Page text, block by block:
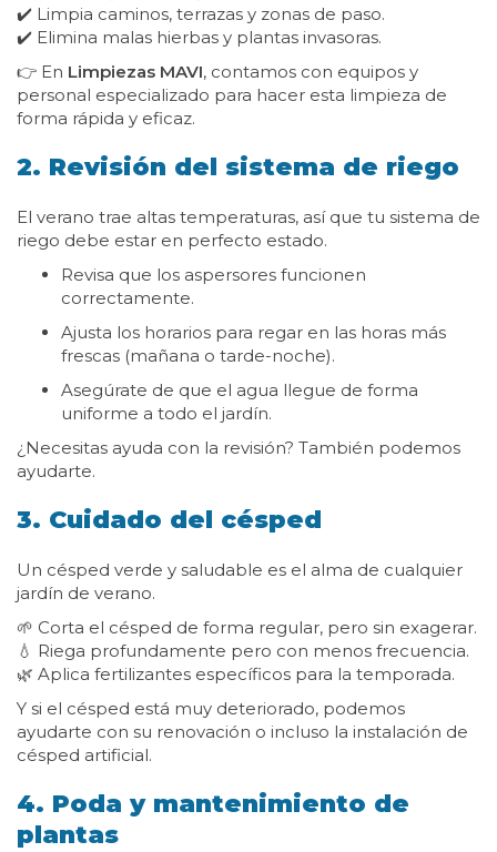
✔️ Limpia caminos, terrazas y zonas de paso.
✔️ Elimina malas hierbas y plantas invasoras.
👉 En Limpiezas MAVI, contamos con equipos y
personal especializado para hacer esta limpieza de
forma rápida y eficaz.
2. Revisión del sistema de riego
El verano trae altas temperaturas, así que tu sistema de
riego debe estar en perfecto estado.
Revisa que los aspersores funcionen
correctamente.
Ajusta los horarios para regar en las horas más
frescas (mañana o tarde-noche).
Asegúrate de que el agua llegue de forma
uniforme a todo el jardín.
¿Necesitas ayuda con la revisión? También podemos
ayudarte.
3. Cuidado del césped
Un césped verde y saludable es el alma de cualquier
jardín de verano.
🌱 Corta el césped de forma regular, pero sin exagerar.
💧 Riega profundamente pero con menos frecuencia.
🌿 Aplica fertilizantes específicos para la temporada.
Y si el césped está muy deteriorado, podemos
ayudarte con su renovación o incluso la instalación de
césped artificial.
4. Poda y mantenimiento de
plantas